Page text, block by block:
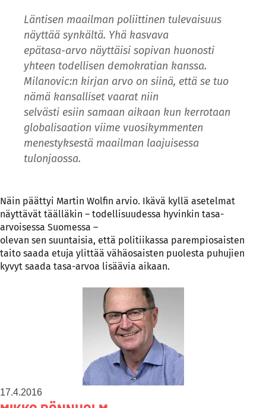
Läntisen maailman poliittinen tulevaisuus
näyttää synkältä. Yhä kasvava
epätasa-arvo näyttäisi sopivan huonosti
yhteen todellisen demokratian kanssa.
Milanovic:n kirjan arvo on siinä, että se tuo
nämä kansalliset vaarat niin
selvästi esiin samaan aikaan kun kerrotaan
globalisaation viime vuosikymmenten
menestyksestä maailman laajuisessa
tulonjaossa.
Näin päättyi Martin Wolfin arvio. Ikävä kyllä asetelmat
näyttävät täälläkin – todellisuudessa hyvinkin tasa-
arvoisessa Suomessa –
olevan sen suuntaisia, että politiikassa parempiosaisten
taito saada etuja ylittää vähäosaisten puolesta puhujien
kyvyt saada tasa-arvoa lisäävia aikaan.
17.4.2016